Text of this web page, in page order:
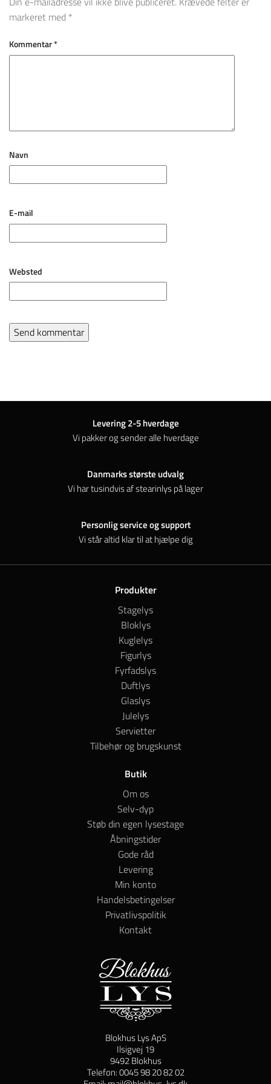
markeret med *
Kommentar*
Navn
E-mail
Websted
Levering 2-5 hverdage
Vi pakker og sender alle hverdage
Danmarks største udvalg
Vi har tusindvis af stearinlys på lager
Personlig service og support
Vi står altid klar til at hjælpe dig
Blokhus Lys ApS
Ilsigvej 19
9492 Blokhus
Telefon: 0045 98 20 82 02
Produkter
Stagelys
Bloklys
Kuglelys
Figurlys
Fyrfadslys
Duftlys
Glaslys
Julelys
Servietter
Tilbehør og brugskunst
Butik
Om os
Selv-dyp
Støb din egen lysestage
Åbningstider
Gode råd
Levering
Min konto
Handelsbetingelser
Privatlivspolitik
Kontakt